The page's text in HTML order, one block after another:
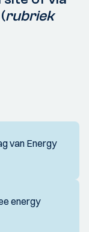
(rubriek
van Energy
energy